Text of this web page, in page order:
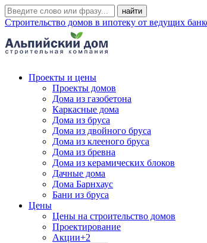
Строительство домов в ипотеку от ведущих
Проекты и цены
Проекты домов
Дома из газобетона
Каркасные дома
Дома из бруса
Дома из двойного бруса
Дома из клееного бруса
Дома из бревна
Дома из керамических блоков
Дачные дома
Дома Барнхаус
Бани из бруса
Цены
Цены на строительство домов
Проектирование
Акции+2